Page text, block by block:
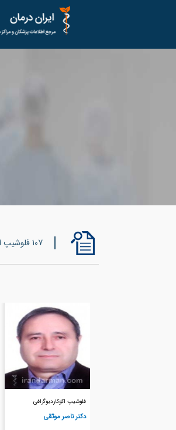
107 فلوشیپ اکوکاردیوگرافی ثبت شده
فلوشیپ اکوکاردیوگرافی
دکتر ناصر موثقی